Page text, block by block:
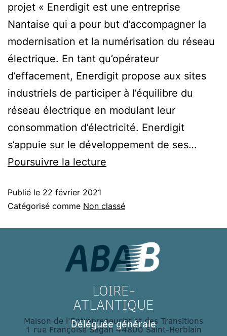
projet « Enerdigit est une entreprise
Nantaise qui a pour but d’accompagner la
modernisation et la numérisation du réseau
électrique. En tant qu’opérateur
d’effacement, Enerdigit propose aux sites
industriels de participer à l’équilibre du
réseau électrique en modulant leur
consommation d’électricité. Enerdigit
s’appuie sur le développement de ses…
Poursuivre la lecture
Publié le 22 février 2021
Catégorisé comme Non classé
LOIRE-
ATLANTIQUE
Maison de l’Entrepreneuriat et des Transitions
1 rue Françoise Sagan 44800 Saint-Herblain
Déléguée générale